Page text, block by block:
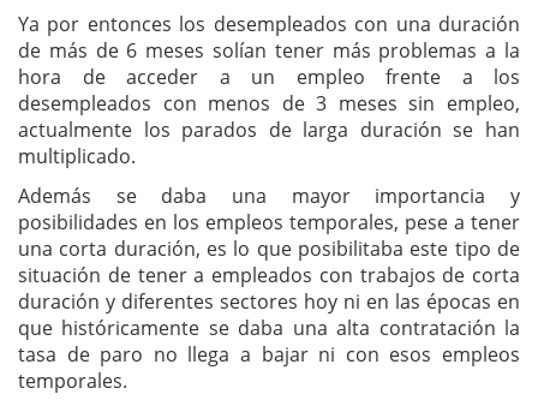
Ya por entonces los desempleados con una duración
de más de 6 meses solían tener más problemas a la
hora de acceder a un empleo frente a los
desempleados con menos de 3 meses sin empleo,
actualmente los parados de larga duración se han
multiplicado.
Además se daba una mayor importancia y
posibilidades en los empleos temporales, pese a tener
una corta duración, es lo que posibilitaba este tipo de
situación de tener a empleados con trabajos de corta
duración y diferentes sectores hoy ni en las épocas en
que históricamente se daba una alta contratación la
tasa de paro no llega a bajar ni con esos empleos
temporales.